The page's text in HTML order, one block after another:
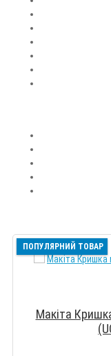
ПОПУЛЯРНИЙ ТОВАР
Макіта